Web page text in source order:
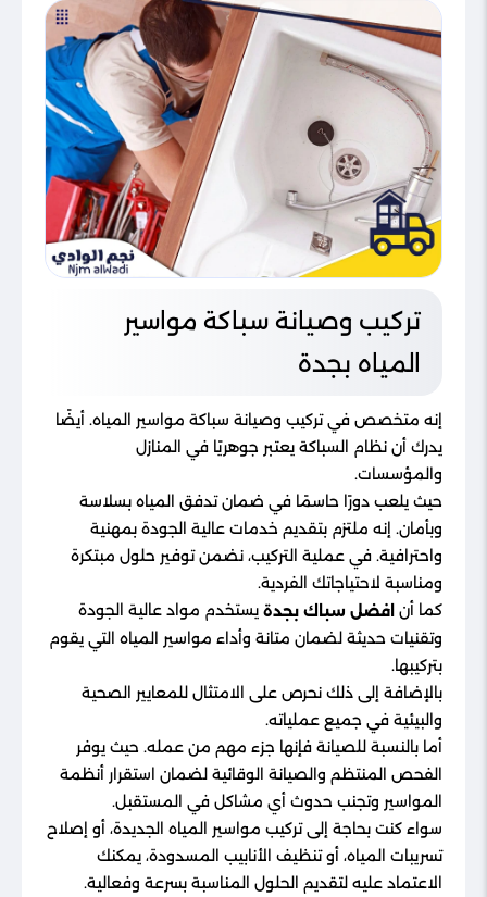
تركيب وصيانة سباكة مواسير
المياه بجدة
إنه متخصص في تركيب وصيانة سباكة مواسير المياه. أيضًا
يدرك أن نظام السباكة يعتبر جوهريًا في المنازل
والمؤسسات.
حيث يلعب دورًا حاسمًا في ضمان تدفق المياه بسلاسة
وبأمان. إنه ملتزم بتقديم خدمات عالية الجودة بمهنية
واحترافية. في عملية التركيب، نضمن توفير حلول مبتكرة
ومناسبة لاحتياجاتك الفردية.
كما أن افضل سباك بجدة يستخدم مواد عالية الجودة
وتقنيات حديثة لضمان متانة وأداء مواسير المياه التي يقوم
بتركيبها.
بالإضافة إلى ذلك نحرص على الامتثال للمعايير الصحية
والبيئية في جميع عملياته.
أما بالنسبة للصيانة فإنها جزء مهم من عمله. حيث يوفر
الفحص المنتظم والصيانة الوقائية لضمان استقرار أنظمة
المواسير وتجنب حدوث أي مشاكل في المستقبل.
سواء كنت بحاجة إلى تركيب مواسير المياه الجديدة، أو إصلاح
تسريبات المياه، أو تنظيف الأنابيب المسدودة، يمكنك
الاعتماد عليه لتقديم الحلول المناسبة بسرعة وفعالية.